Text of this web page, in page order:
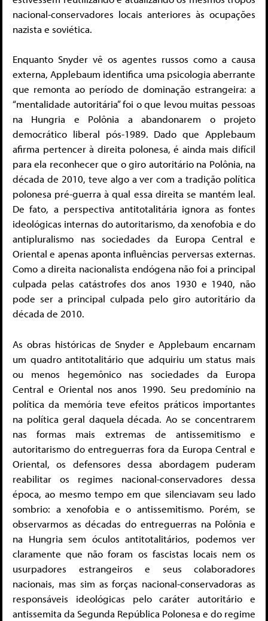
nacional-conservadores locais anteriores às ocupações
nazista e soviética.
Enquanto Snyder vê os agentes russos como a causa
externa, Applebaum identifica uma psicologia aberrante
que remonta ao período de dominação estrangeira: a
“mentalidade autoritária” foi o que levou muitas pessoas
na Hungria e Polônia a abandonarem o projeto
democrático liberal pós-1989. Dado que Applebaum
afirma pertencer à direita polonesa, é ainda mais difícil
para ela reconhecer que o giro autoritário na Polônia, na
década de 2010, teve algo a ver com a tradição política
polonesa pré-guerra à qual essa direita se mantém leal.
De fato, a perspectiva antitotalitária ignora as fontes
ideológicas internas do autoritarismo, da xenofobia e do
antipluralismo nas sociedades da Europa Central e
Oriental e apenas aponta influências perversas externas.
Como a direita nacionalista endógena não foi a principal
culpada pelas catástrofes dos anos 1930 e 1940, não
pode ser a principal culpada pelo giro autoritário da
década de 2010.
As obras históricas de Snyder e Applebaum encarnam
um quadro antitotalitário que adquiriu um status mais
ou menos hegemônico nas sociedades da Europa
Central e Oriental nos anos 1990. Seu predomínio na
política da memória teve efeitos práticos importantes
na política geral daquela década. Ao se concentrarem
nas formas mais extremas de antissemitismo e
autoritarismo do entreguerras fora da Europa Central e
Oriental, os defensores dessa abordagem puderam
reabilitar os regimes nacional-conservadores dessa
época, ao mesmo tempo em que silenciavam seu lado
sombrio: a xenofobia e o antissemitismo. Porém, se
observarmos as décadas do entreguerras na Polônia e
na Hungria sem óculos antitotalitários, podemos ver
claramente que não foram os fascistas locais nem os
usurpadores estrangeiros e seus colaboradores
nacionais, mas sim as forças nacional-conservadoras as
responsáveis ideológicas pelo caráter autoritário e
antissemita da Segunda República Polonesa e do regime